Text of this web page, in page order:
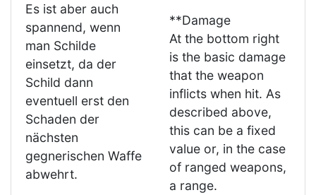
Es ist aber auch
spannend, wenn
man Schilde
einsetzt, da der
Schild dann
eventuell erst den
Schaden der
nächsten
gegnerischen Waffe
abwehrt.
**Damage
At the bottom right
is the basic damage
that the weapon
inflicts when hit. As
described above,
this can be a fixed
value or, in the case
of ranged weapons,
a range.